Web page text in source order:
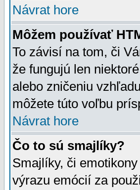
Návrat hore
Môžem používať
To závisí na tom, či
že fungujú len
alebo zničeniu
môžete túto voľbu
Návrat hore
Čo to sú smajlíky?
Smajlíky, či
výrazu emócií za